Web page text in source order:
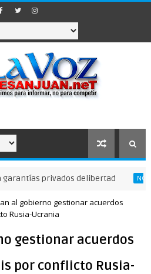
privados delibertad NOTICIAS DE SAN
al gobierno gestionar acuerdos
Rusia-Ucrania
gestionar acuerdos
por conflicto Rusia-